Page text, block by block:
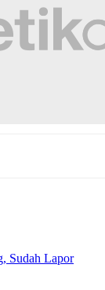
Sudah Lapor